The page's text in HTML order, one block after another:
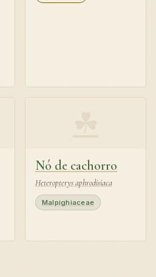
Nó de cachorro
Heteropterys aphrodisiaca
Malpighiaceae